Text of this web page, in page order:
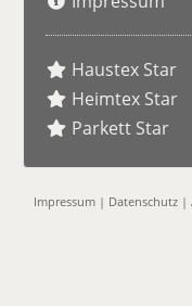
Haustex Star
Heimtex Star
Parkett Star
Impressum | Datenschutz |